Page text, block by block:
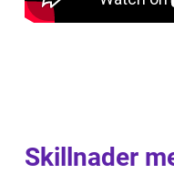
Skillnader